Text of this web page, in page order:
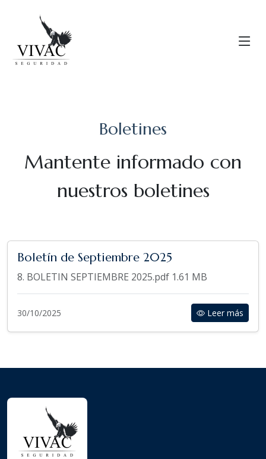
Boletines
Mantente informado con
nuestros boletines
Boletín de Septiembre 2025
8. BOLETIN SEPTIEMBRE 2025.pdf 1.61 MB
30/10/2025 Leer más